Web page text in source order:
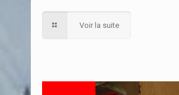
Voir la suite